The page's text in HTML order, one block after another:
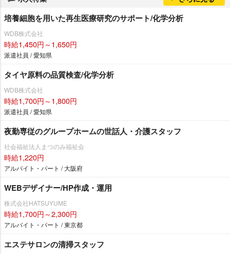
培養細胞を用いた再生医療研究のサポート/化学分析
WDB株式会社
時給1,450円～1,650円
派遣社員 / 愛知県
タイヤ原料の品質検査/化学分析
WDB株式会社
時給1,700円～1,800円
派遣社員 / 愛知県
夜勤専従のグループホームの世話人・介護スタッフ
社会福祉法人まつのみ福祉会
時給1,220円
アルバイト・パート / 大阪府
WEBデザイナー/HP作成・運用
株式会社HATSUYUME
時給1,700円～2,300円
アルバイト・パート / 東京都
エステサロンの清掃スタッフ